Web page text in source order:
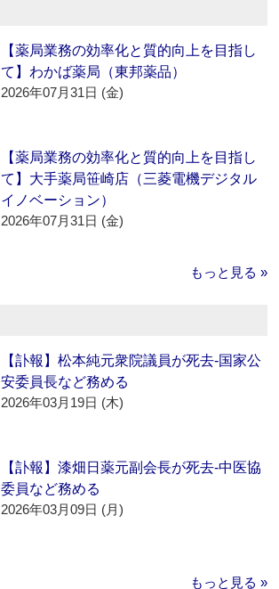
【薬局業務の効率化と質的向上を目指し
て】わかば薬局（東邦薬品）
2026年07月31日 (金)
【薬局業務の効率化と質的向上を目指し
て】大手薬局笹崎店（三菱電機デジタル
イノベーション）
2026年07月31日 (金)
もっと見る »
【訃報】松本純元衆院議員が死去‐国家公
安委員長など務める
2026年03月19日 (木)
【訃報】漆畑日薬元副会長が死去‐中医協
委員など務める
2026年03月09日 (月)
もっと見る »